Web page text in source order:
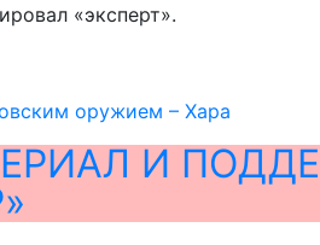
«эксперт».
оружием – Хара
И